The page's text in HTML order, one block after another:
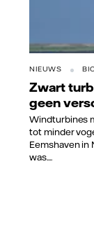
NIEUWS
Zwart
geen
Windturbines
tot minder
Eemshaven in
was....